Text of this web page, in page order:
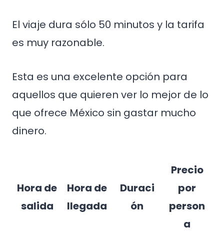
El viaje dura sólo 50 minutos y la tarifa
es muy razonable.
Esta es una excelente opción para
aquellos que quieren ver lo mejor de lo
que ofrece México sin gastar mucho
dinero.
Hora de
salida
Hora de
llegada
Duraci
ón
Precio
por
person
a